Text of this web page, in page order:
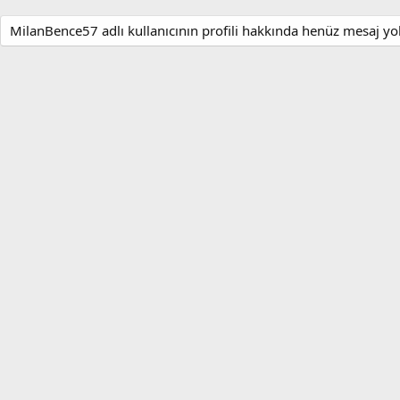
MilanBence57 adlı kullanıcının profili hakkında henüz mesaj